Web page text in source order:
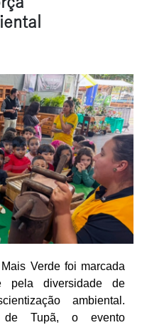
Verde foi marcada
pela diversidade de
ambiental.
de Tupã, o evento